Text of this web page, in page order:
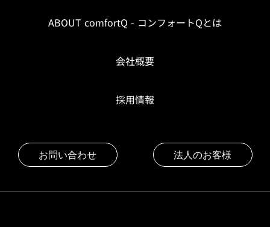
ABOUT comfortQ - コンフォートQとは
会社概要
採用情報
お問い合わせ 法人のお客様